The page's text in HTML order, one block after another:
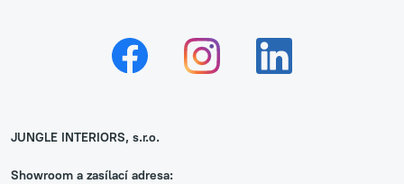
JUNGLE INTERIORS, s.r.o.
Showroom a zasílací adresa: